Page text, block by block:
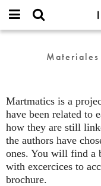
IMAGINARY
open
Martmatics
Martmatics is a
have been related to
how they are still
the authors have
ones. You will find a
with excercices to
brochure.